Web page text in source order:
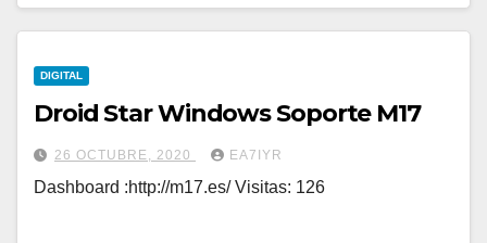
DIGITAL
Droid Star Windows Soporte M17
26 OCTUBRE, 2020 EA7IYR
Dashboard :http://m17.es/ Visitas: 126